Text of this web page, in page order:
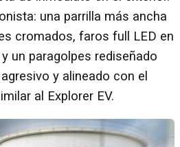
una parrilla más ancha
cromados, faros full LED en
un paragolpes rediseñado
y alineado con el
al Explorer EV.